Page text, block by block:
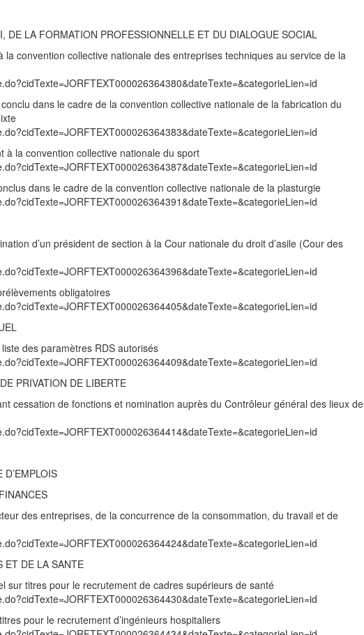
DE LA FORMATION PROFESSIONNELLE ET DU DIALOGUE SOCIAL
la convention collective nationale des entreprises techniques au service de la
dans le cadre de la convention collective nationale de la fabrication du
à la convention collective nationale du sport
dans le cadre de la convention collective nationale de la plasturgie
d’un président de section à la Cour nationale du droit d’asile (Cour des
obligatoires
des paramètres RDS autorisés
PRIVATION DE LIBERTE
cessation de fonctions et nomination auprès du Contrôleur général des lieux de
des entreprises, de la concurrence de la consommation, du travail et de
ET DE LA SANTE
sur titres pour le recrutement de cadres supérieurs de santé
pour le recrutement d’ingénieurs hospitaliers